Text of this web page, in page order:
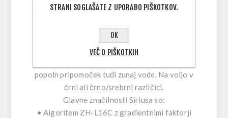
dosegom lahko vstavi do pet mešanic nitroxa in
Zamenljiv pas omogoča potapljaču Extended
Range uporabo poljubne debeline obleke.
popoln pripomoček tudi zunaj vode. Na voljo v
črni ali črno/srebrni različici.
Glavne značilnosti Siriusa so:
• Algoritem ZH-L16C z gradientnimi faktorji
STRANI SOGLAŠATE Z UPORABO PIŠKOTKOV.
OK
VEČ O PIŠKOTKIH